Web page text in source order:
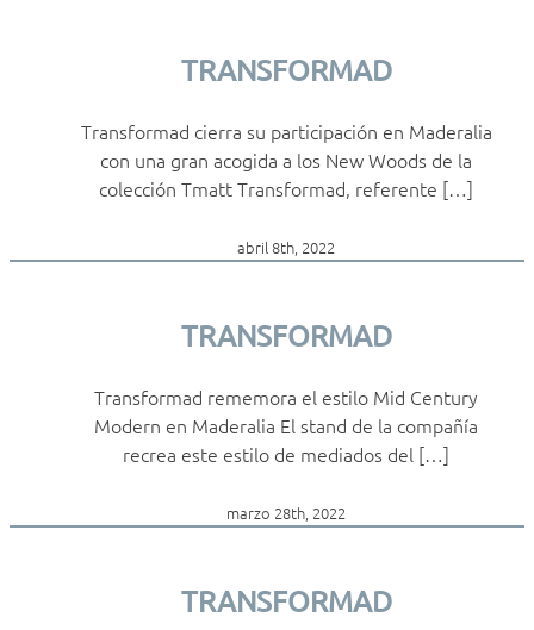
TRANSFORMAD
Transformad cierra su participación en Maderalia
con una gran acogida a los New Woods de la
colección Tmatt Transformad, referente […]
abril 8th, 2022
TRANSFORMAD
Transformad rememora el estilo Mid Century
Modern en Maderalia El stand de la compañía
recrea este estilo de mediados del […]
marzo 28th, 2022
TRANSFORMAD